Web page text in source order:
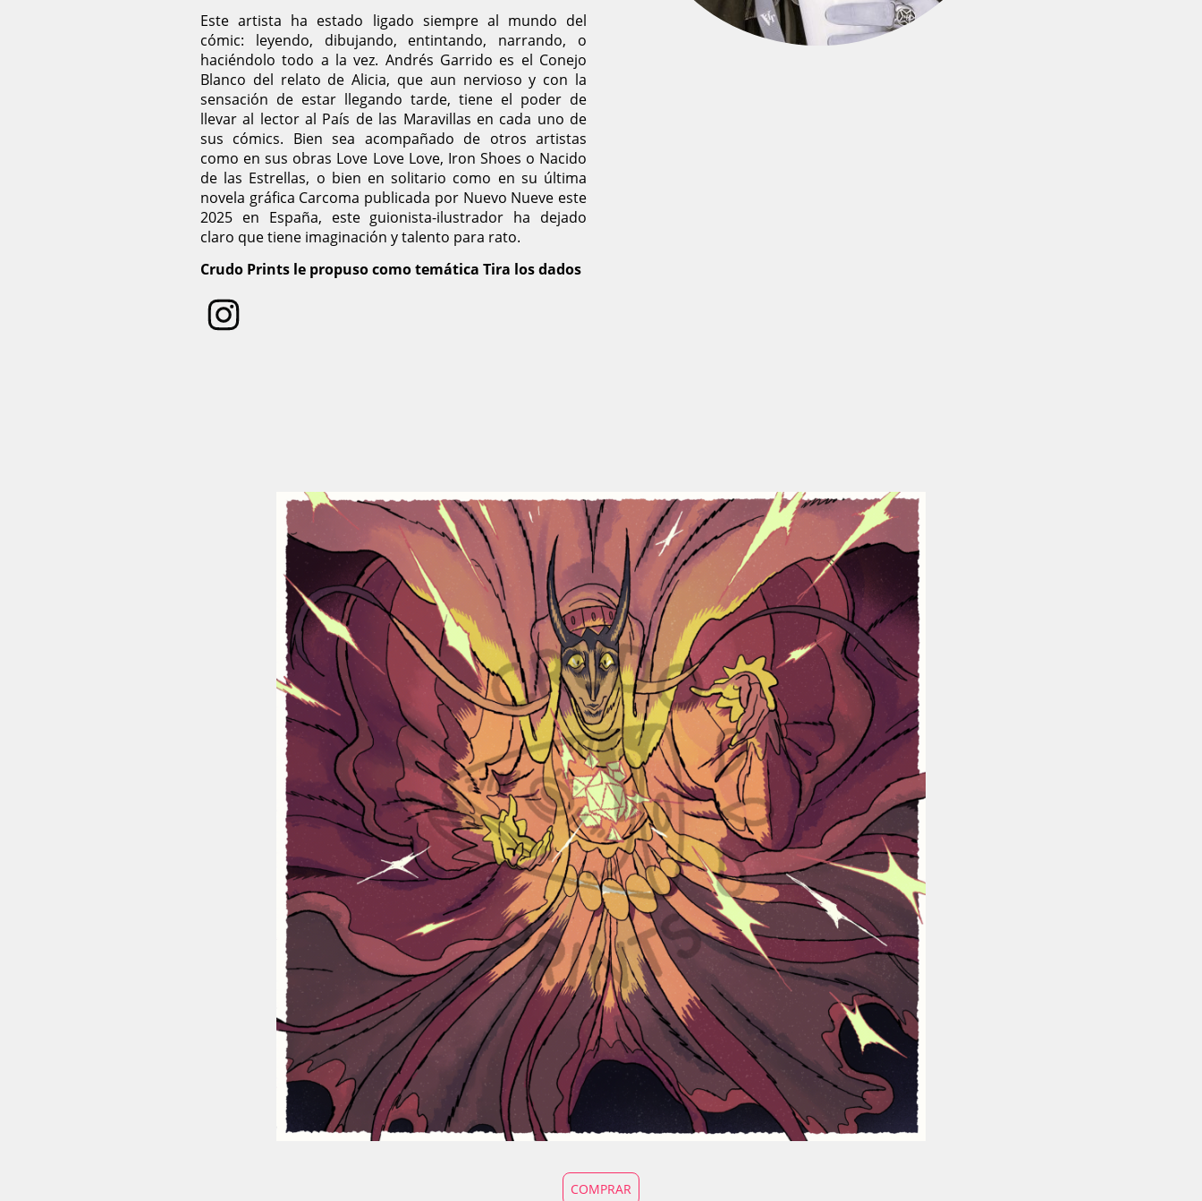
Este artista ha estado ligado siempre al mundo del
cómic: leyendo, dibujando, entintando, narrando, o
haciéndolo todo a la vez. Andrés Garrido es el Conejo
Blanco del relato de Alicia, que aun nervioso y con la
sensación de estar llegando tarde, tiene el poder de
llevar al lector al País de las Maravillas en cada uno de
sus cómics. Bien sea acompañado de otros artistas
como en sus obras Love Love Love, Iron Shoes o Nacido
de las Estrellas, o bien en solitario como en su última
novela gráfica Carcoma publicada por Nuevo Nueve este
2025 en España, este guionista-ilustrador ha dejado
claro que tiene imaginación y talento para rato.
Crudo Prints le propuso como temática Tira los dados
COMPRAR